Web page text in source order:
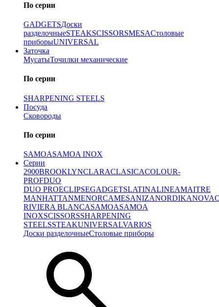
По серии
GADGETSДоски
разделочныеSTEAKSCISSORSMESAСтоловые
приборыUNIVERSAL
Заточка
МусатыТочилки механические
По серии
SHARPENING STEELS
Посуда
Сковороды
По серии
SAMOASAMOA INOX
Серии
2900BROOKLYNCLARACLASICACOLOUR-
PROFDUO
DUO PROECLIPSEGADGETSLATINALINEAMAITRE
MANHATTANMENORCAMESANIZANORDIKANOVA
RIVIERA BLANCASAMOASAMOA
INOXSCISSORSSHARPENING
STEELSSTEAKUNIVERSALVARIOS
Доски разделочныеСтоловые приборы